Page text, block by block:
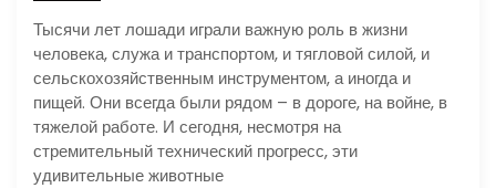
Тысячи лет лошади играли важную роль в жизни
человека, служа и транспортом, и тягловой силой, и
сельскохозяйственным инструментом, а иногда и
пищей. Они всегда были рядом – в дороге, на войне, в
тяжелой работе. И сегодня, несмотря на
стремительный технический прогресс, эти
удивительные животные